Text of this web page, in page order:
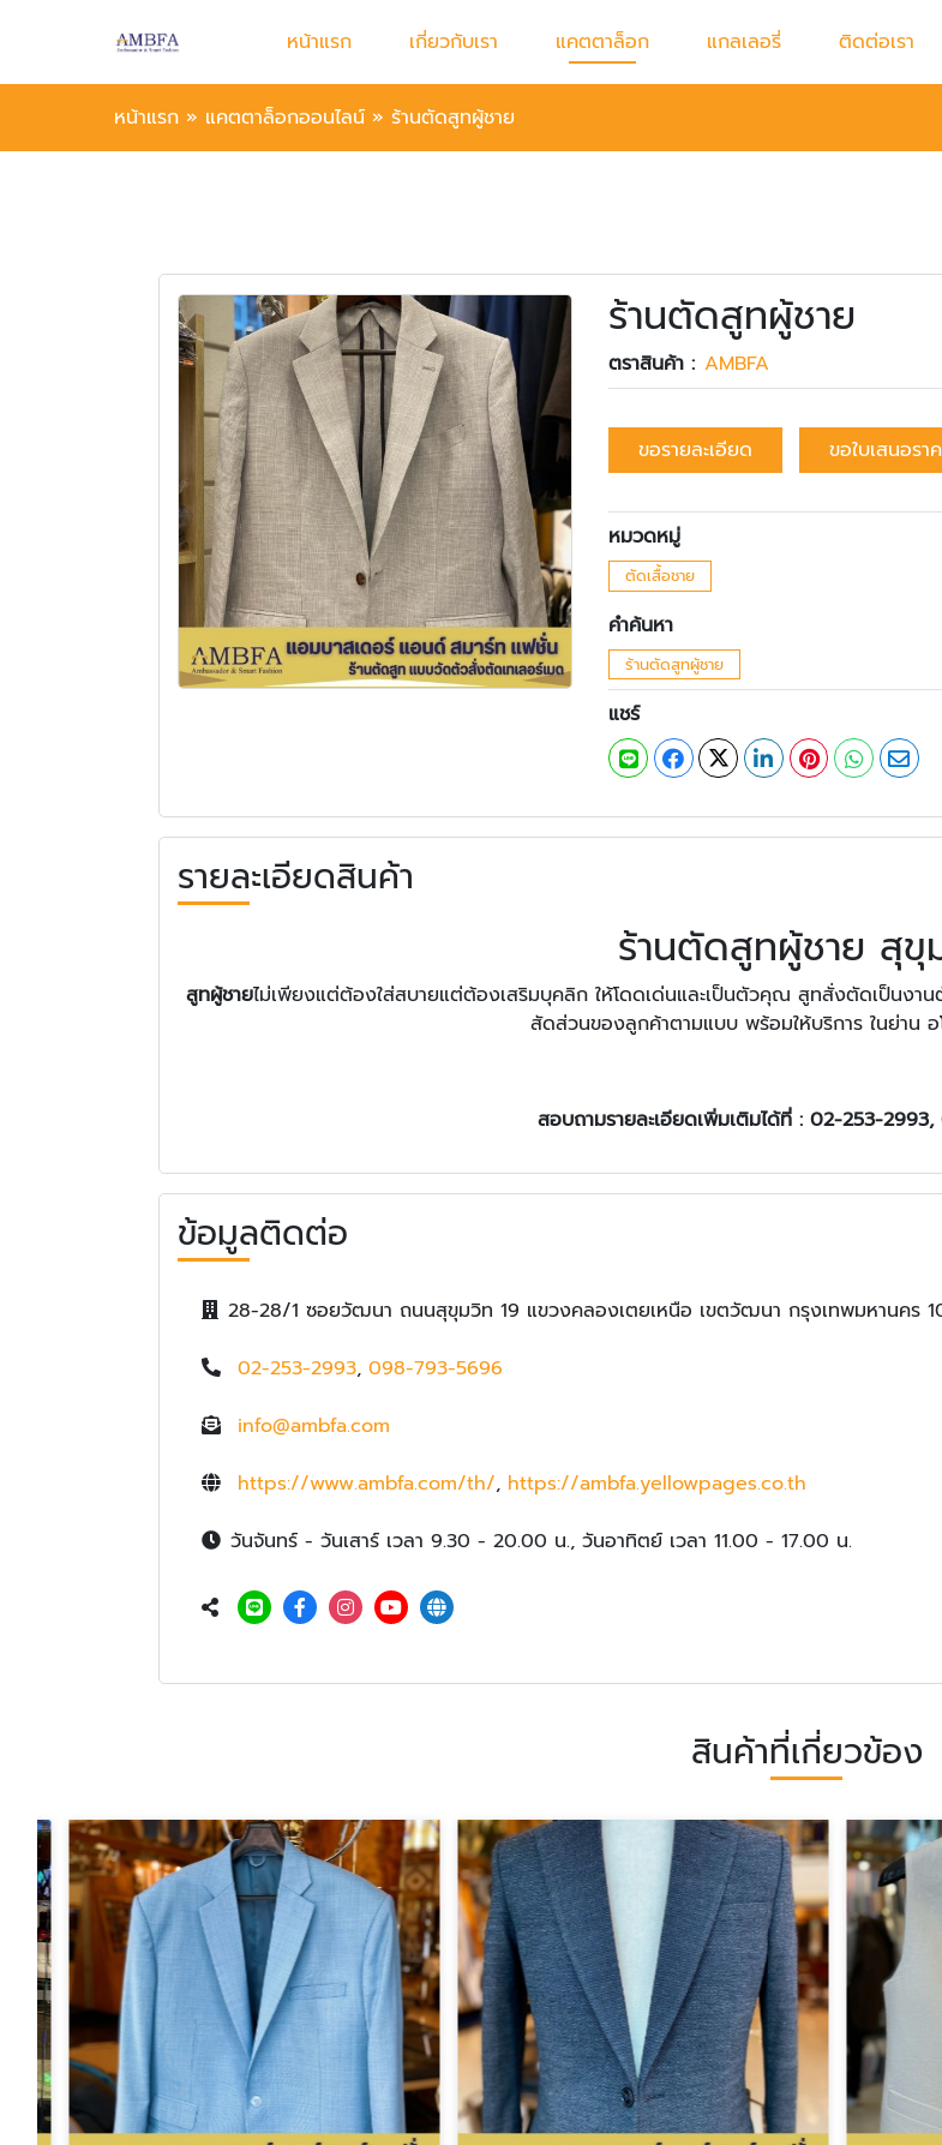
หน้าแรก เกี่ยวกับเรา แคตตาล็อก แกลเลอรี่ ติดต่อเรา
หน้าแรก » แคตตาล็อกออนไลน์ » ร้านตัดสูทผู้ชาย
ร้านตัดสูทผู้ชาย
ตราสินค้า : AMBFA
ขอรายละเอียด ขอใบเสนอรา
หมวดหมู่
ตัดเสื้อชาย
คำค้นหา
ร้านตัดสูทผู้ชาย
แชร์
รายละเอียดสินค้า
ร้านตัดสูทผู้ชาย สุขุ
สูทผู้ชายไม่เพียงแต่ต้องใส่สบายแต่ต้องเสริมบุคลิก ให้โดดเด่นและเป็นตัวคุณ สูทสั่งตัดเป็น
สัดส่วนของลูกค้าตามแบบ พร้อมให้บริการ ในย่าน
สอบถามรายละเอียดเพิ่มเติมได้ที่ : 02-253-
ข้อมูลติดต่อ
28-28/1 ซอยวัฒนา ถนนสุขุมวิท 19 แขวงคลองเตยเหนือ เขตวัฒนา กรุงเทพมหานคร
02-253-2993, 098-793-5696
info@ambfa.com
https://www.ambfa.com/th/, https://ambfa.yellowpages.co.th
วันจันทร์ - วันเสาร์ เวลา 9.30 - 20.00 น., วันอาทิตย์ เวลา 11.00 - 17.00 น.
สินค้าที่เกี่ยวข้อง